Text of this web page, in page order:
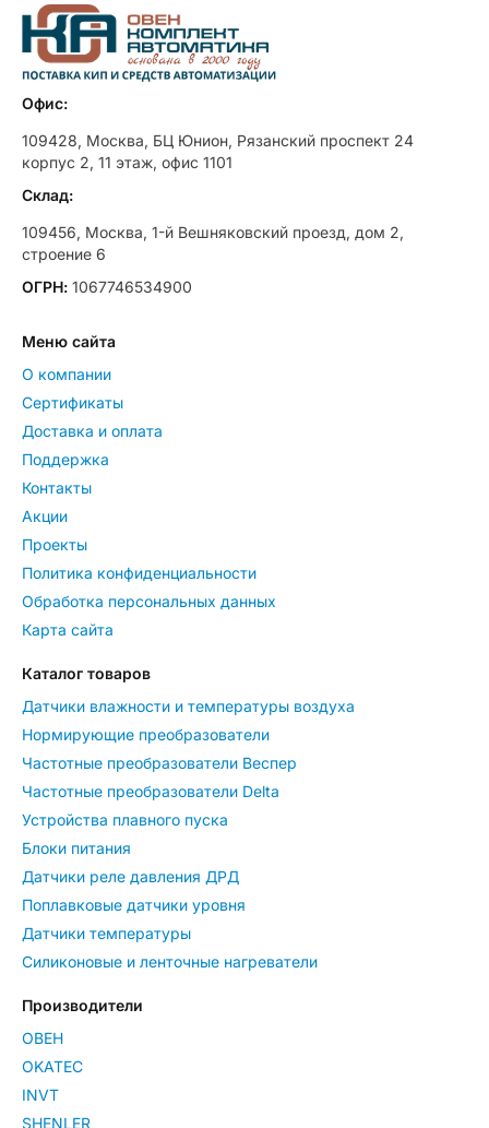
Офис:
109428, Москва, БЦ Юнион, Рязанский проспект 24
корпус 2, 11 этаж, офис 1101
Склад:
109456, Москва, 1-й Вешняковский проезд, дом 2,
строение 6
ОГРН: 1067746534900
Меню сайта
О компании
Сертификаты
Доставка и оплата
Поддержка
Контакты
Акции
Проекты
Политика конфиденциальности
Обработка персональных данных
Карта сайта
Каталог товаров
Датчики влажности и температуры воздуха
Нормирующие преобразователи
Частотные преобразователи Веспер
Частотные преобразователи Delta
Устройства плавного пуска
Блоки питания
Датчики реле давления ДРД
Поплавковые датчики уровня
Датчики температуры
Силиконовые и ленточные нагреватели
Производители
ОВЕН
OKATEC
INVT
SHENLER